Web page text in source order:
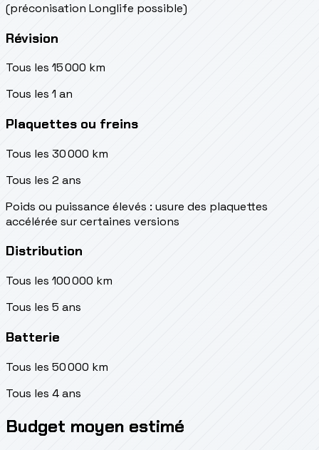
(préconisation Longlife possible)
Révision
Tous les 15 000 km
Tous les 1 an
Plaquettes ou freins
Tous les 30 000 km
Tous les 2 ans
Poids ou puissance élevés : usure des plaquettes
accélérée sur certaines versions
Distribution
Tous les 100 000 km
Tous les 5 ans
Batterie
Tous les 50 000 km
Tous les 4 ans
Budget moyen estimé